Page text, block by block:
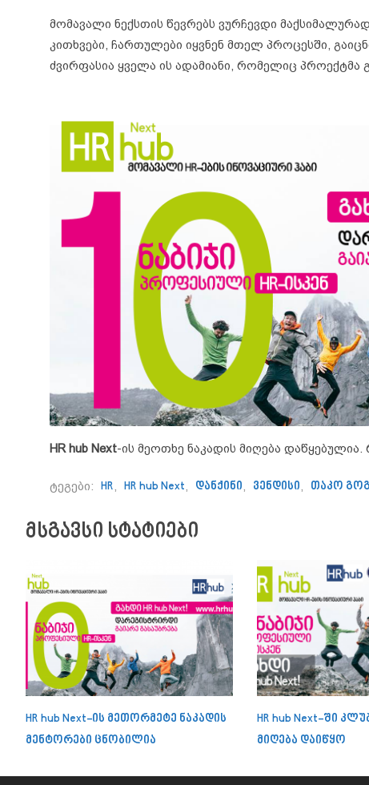
მომავალი ნექსთის წევრებს ვურჩევდი
კითხვები, ჩართულები იყვნენ მთელ პროცესში,
ძვირფასია ყველა ის ადამიანი, რომელიც
HR hub Next-ის მეოთხე ნაკადის მიღება დაწყებულია.
ტეგები: HR, HR hub Next, დანქინი, ვენდისი, თაკო
მსგავსი სტატიები
HR hub Next-ის მეთორმეტე ნაკადის
მენტორები ცნობილია
HR hub Next-ში
მიღება დაიწყო